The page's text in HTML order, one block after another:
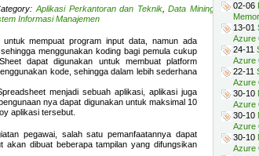
Aplikasi Perkantoran dan Teknik,Data Mining
Informasi Manajemen
mempuat program input data, namun ada
menggunakan koding bagi pemula cukup
dapat digunakan untuk membuat platform
kode, sehingga dalam lebih sederhana
menjadi sebuah aplikasi, aplikasi juga
nya dapat digunakan untuk maksimal 10
aplikasi tersebut.
pegawai, salah satu pemanfaatannya dapat
dibuat beberapa tampilan yang difungsikan
02-06
13-01
Azure
24-11
Azure
22-11
Azure
30-10
Azure
30-10
Azure
30-10
Azure